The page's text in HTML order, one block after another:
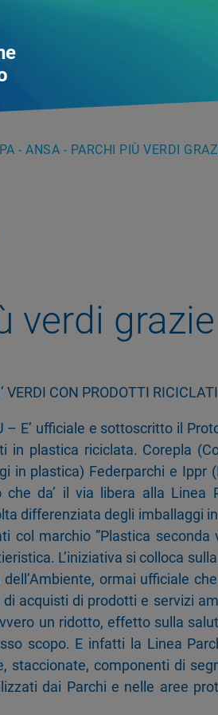
- ANSA - PARCHI PIÙ VERDI
verdi
VERDI CON PRODOTTI RICICLATI
– E’ ufficiale e sottoscritto il
in plastica riciclata. Corepla
in plastica) Federparchi e
che da’ il via libera alla
differenziata degli imballaggi
col marchio ”Plastica
L’iniziativa si colloca
ormai ufficiale
acquisti di prodotti e servizi
un ridotto, effetto sulla
scopo. E infatti la Linea
staccionate, componenti di
dai Parchi e nelle aree